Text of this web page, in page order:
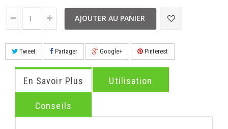
AJOUTER AU PANIER
Tweet Partager Google+ Pinterest
En Savoir Plus Utilisation
Conseils